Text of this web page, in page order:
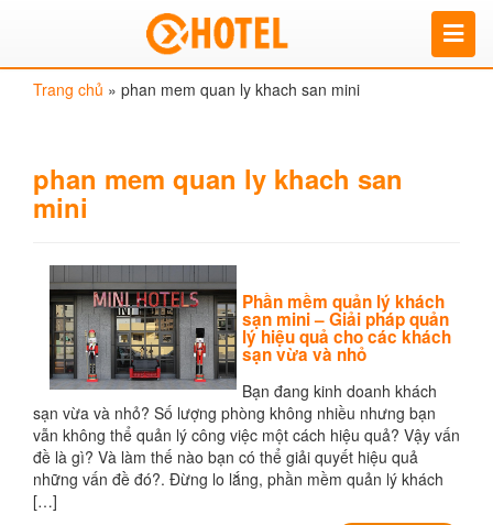
Trang chủ » phan mem quan ly khach san mini
phan mem quan ly khach san
mini
Phần mềm quản lý khách
sạn mini – Giải pháp quản
lý hiệu quả cho các khách
sạn vừa và nhỏ
Bạn đang kinh doanh khách
sạn vừa và nhỏ? Số lượng phòng không nhiều nhưng bạn
vẫn không thể quản lý công việc một cách hiệu quả? Vậy vấn
đề là gì? Và làm thế nào bạn có thể giải quyết hiệu quả
những vấn đề đó?. Đừng lo lắng, phần mềm quản lý khách
[…]